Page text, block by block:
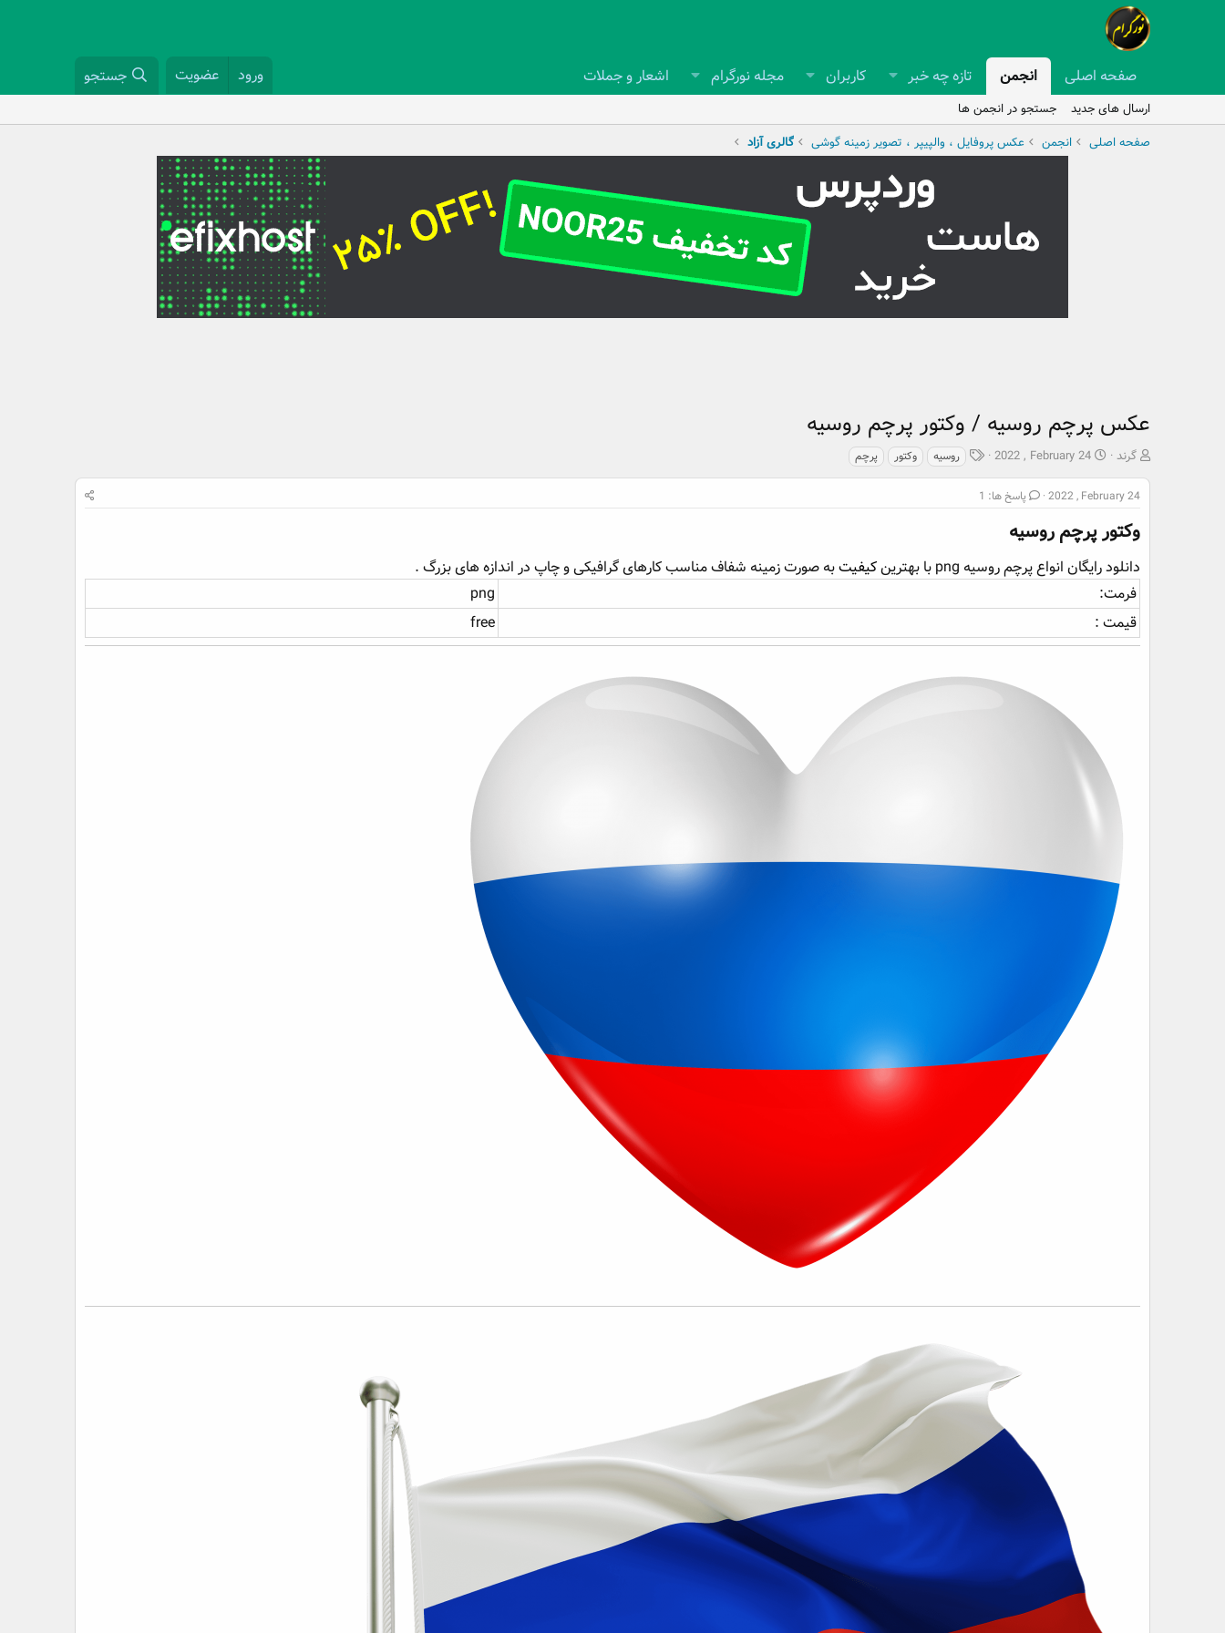
صفحه اصلی انجمن تازه چه خبر کاربران مجله نورگرام اشعار و جملات ورود عضویت جستجو
ارسال های جدید
جستجو در انجمن ها
صفحه اصلی
انجمن عکس پروفایل ، والپیپر ، تصویر زمینه گوشی گالری آزاد
عکس پرچم روسیه / وکتور پرچم روسیه
ش
و
ک
ن
ن
د
ه
م
و
گرند
ت
ر
خ
ش
ر
و
2022 , February 24
ب
ا
روسیه وکتور پرچم
2022 , February 24 پاسخ ها: 1
وکتور پرچم روسیه​
دانلود رایگان انواع پرچم روسیه png با بهترین کیفیتبه صورت زمینه شفاف مناسب کارهای گرافیکی و چاپ در اندازه های بزرگ .
فرمت:
png
قیمت :
free